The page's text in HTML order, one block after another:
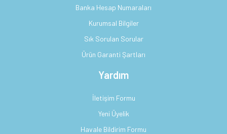
Banka Hesap Numaraları
Kurumsal Bilgiler
Sık Sorulan Sorular
Ürün Garanti Şartları
Yardım
İletişim Formu
Yeni Üyelik
Havale Bildirim Formu